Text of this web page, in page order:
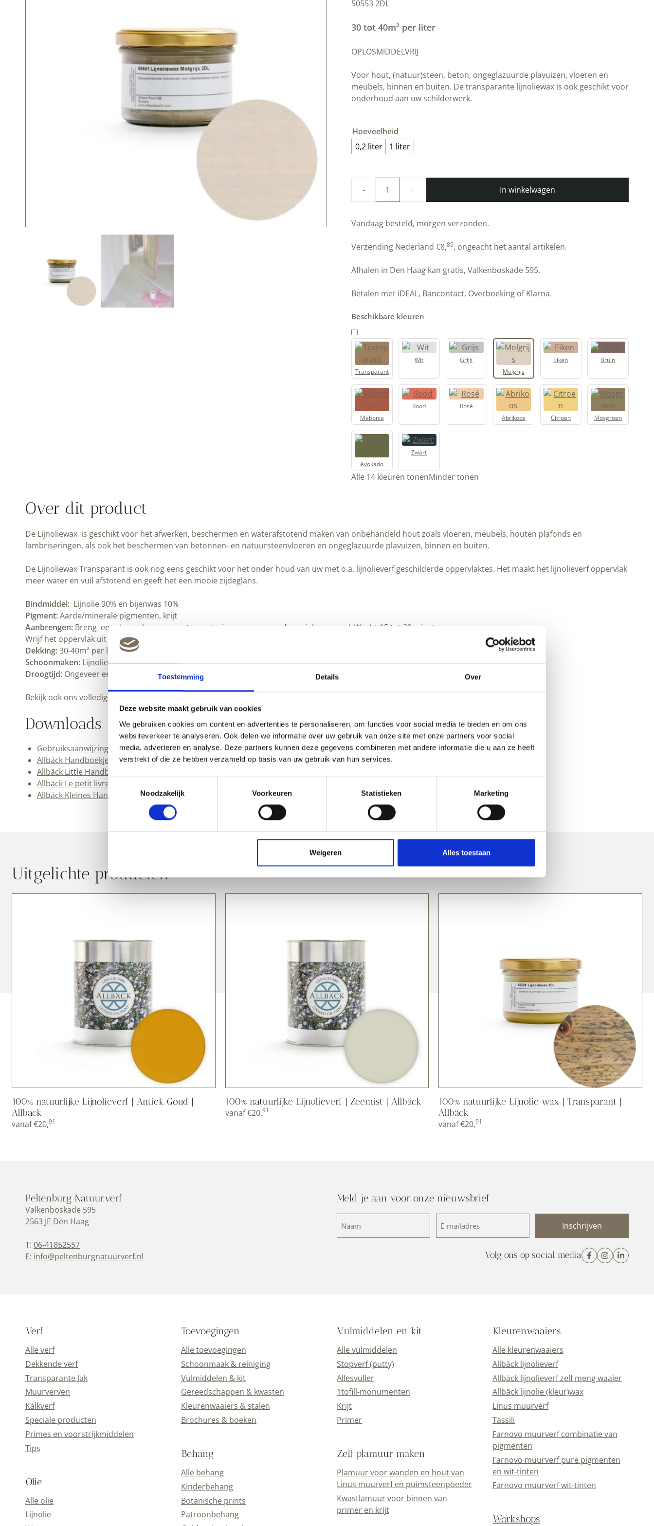
Toestemming Details Over
Deze website maakt gebruik van cookies
We gebruiken cookies om content en advertenties te personaliseren, om functies voor social media te bieden en om ons
websiteverkeer te analyseren. Ook delen we informatie over uw gebruik van onze site met onze partners voor social
media, adverteren en analyse. Deze partners kunnen deze gegevens combineren met andere informatie die u aan ze heeft
verstrekt of die ze hebben verzameld op basis van uw gebruik van hun services.
Toestemmingsselectie
Noodzakelijk
Voorkeuren Statistieken Marketing
Weigeren Alles toestaan
50553 2DL
30 tot 40m² per liter
OPLOSMIDDELVRIJ
Voor hout, (natuur)steen, beton, ongeglazuurde plavuizen, vloeren en
meubels, binnen en buiten. De transparante lijnoliewax is ook geschikt voor
onderhoud aan uw schilderwerk.
Hoeveelheid
0,2 liter
1 liter
Lijnolie
wax
|
Molgrijs
|
Allbäck
aantal
In winkelwagen
Vandaag besteld, morgen verzonden.
Verzending Nederland €8,85, ongeacht het aantal artikelen.
Afhalen in Den Haag kan gratis, Valkenboskade 595.
Betalen met iDEAL, Bancontact, Overboeking of Klarna.
Beschikbare kleuren
Transparant
Wit
Grijs
Molgrijs
Eiken Bruin
Mahonie
Rood
Rosé
Abrikoos
Citroen Mosgroen
Avokado
Zwart
Alle 14 kleuren tonenMinder tonen
Over dit product
De Lijnoliewax is geschikt voor het afwerken, beschermen en waterafstotend maken van onbehandeld hout zoals vloeren, meubels, houten plafonds en
lambriseringen, als ook het beschermen van betonnen- en natuursteenvloeren en ongeglazuurde plavuizen, binnen en buiten.
De Lijnoliewax Transparant is ook nog eens geschikt voor het onder houd van uw met o.a. lijnolieverf geschilderde oppervlaktes. Het maakt het lijnolieverf oppervlak
meer water en vuil afstotend en geeft het een mooie zijdeglans.
Bindmiddel: Lijnolie 90% en bijenwas 10%
Pigment:Aarde/minerale pigmenten, krijt
Aanbrengen: Breng een dunne laag aan met een stevige ruwe spons of speciale wax pad. Wacht 15 tot 20 minuten.
Wrijf het oppervlak uit met een doek tot het niet meer afgeeft.
Dekking:30-40m² per liter, afhankelijk van de ondergrond.
Schoonmaken: Lijnoliezeepen water. .
Droogtijd: Ongeveer een tot twee dagen. Goed ventileren.
Bekijk ook ons volledige
Downloads
Gebruiksaanwijzing Allbäck Lijnoliewax (pdf)
Allbäck Handboekje (pdf)
Allbäck Little Handbook (pdf)
Allbäck Le petit livre de la peinture (pdf)
Allbäck Kleines Handbuch (pdf)
Uitgelichte producten
100% natuurlijke Lijnolieverf | Antiek Goud |
Allbäck
vanaf€20,91
100% natuurlijke Lijnolieverf | Zeemist | Allbäck
vanaf€20,91
100% natuurlijke Lijnolie wax | Transparant |
Allbäck
vanaf€20,91
Peltenburg Natuurverf
Valkenboskade 595
2563 JE Den Haag
T: 06-41852557
E: info@peltenburgnatuurverf.nl
Meld je aan voor onze nieuwsbrief
(Vereist)
mailadres
Volg ons op social media
Verf
Alle verf
Dekkende verf
Transparante lak
Muurverven
Kalkverf
Speciale producten
Primes en voorstrijkmiddelen
Tips
Olie
Alle olie
Lijnolie
Toevoegingen
Alle toevoegingen
Schoonmaak & reiniging
Vulmiddelen & kit
Gereedschappen & kwasten
Kleurenwaaiers & stalen
Brochures & boeken
Behang
Alle behang
Kinderbehang
Botanische prints
Patroonbehang
Vulmiddelen en kit
Alle vulmiddelen
Stopverf (putty)
Allesvuller
1tofill-monumenten
Krijt
Primer
Zelf plamuur maken
Plamuur voor wanden en hout van
Linus muurverf en puimsteenpoeder
Kwastlamuur voor binnen van
primer en krijt
Kleurenwaaiers
Alle kleurenwaaiers
Allbäck lijnolieverf
Allbäck lijnolieverf zelf meng waaier
Allbäck lijnolie (kleur)wax
Linus muurverf
Tassili
Farnovo muurverf combinatie van
pigmenten
Farnovo muurverf pure pigmenten
en wit-tinten
Farnovo muurverf wit-tinten
Workshops